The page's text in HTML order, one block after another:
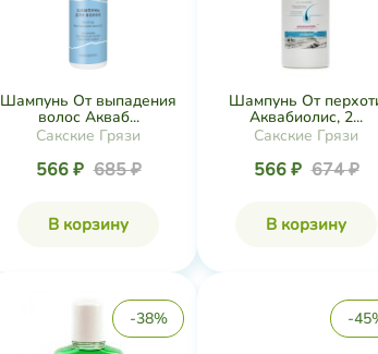
Шампунь От выпадения
волос Акваб...
Сакские Грязи
566 ₽ 685 ₽
В корзину
Шампунь От
Аквабиолис, 2...
Сакские Грязи
566 ₽ 674 ₽
В корзину
-38% -